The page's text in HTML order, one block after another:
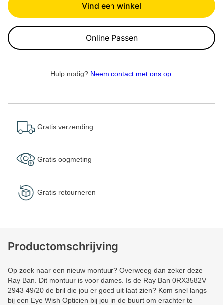
Vind een winkel
Online Passen
Hulp nodig? Neem contact met ons op
Gratis verzending
Gratis oogmeting
Gratis retourneren
Productomschrijving
Op zoek naar een nieuw montuur? Overweeg dan zeker deze
Ray Ban. Dit montuur is voor dames. Is de Ray Ban 0RX3582V
2943 49/20 de bril die jou er goed uit laat zien? Kom snel langs
bij een Eye Wish Opticien bij jou in de buurt om erachter te